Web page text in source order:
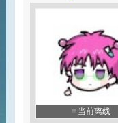
当前离线